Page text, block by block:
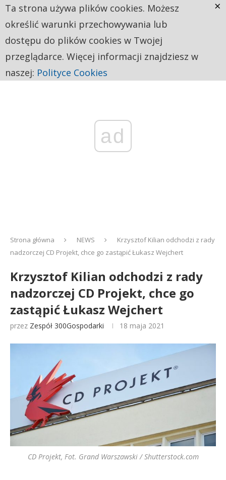
ad
Strona główna NEWS
Krzysztof Kilian odchodzi z rady
nadzorczej CD Projekt, chce go zastąpić Łukasz Wejchert
Krzysztof Kilian odchodzi z rady
nadzorczej CD Projekt, chce go
zastąpić Łukasz Wejchert
przez Zespół 300Gospodarki 18 maja 2021
CD Projekt, Fot. Grand Warszawski / Shutterstock.com
Ta strona używa plików cookies. Możesz
określić warunki przechowywania lub
dostępu do plików cookies w Twojej
przeglądarce. Więcej informacji znajdziesz w
naszej: Polityce Cookies
×